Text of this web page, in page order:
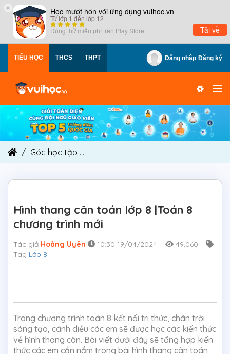
× Học mượt hơn với ứng dụng vuihoc.vn
Từ lớp 1 đến lớp 12
Dùng thử miễn phí trên Play Store Tải về
TIỂU HỌC THCS THPT Đăng nhập Đăng ký
Góc học tập
Hình thang cân toán lớp 8 |Toán 8
chương trình mới
Tác giả Hoàng Uyên 10:30 19/04/2024
49,060
Tag Lớp 8
Trong chương trình toán 8 kết nối tri thức, chân trời
sáng tạo, cánh diều các em sẽ được học các kiến thức
về hình thang cân. Bài viết dưới đây sẽ tổng hợp kiến
thức các em cần nắm trong bài hình thang cân toán